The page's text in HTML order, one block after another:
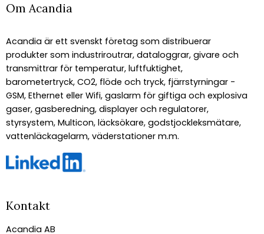
Om Acandia
Acandia är ett svenskt företag som distribuerar
produkter som industriroutrar, dataloggrar, givare och
transmittrar för temperatur, luftfuktighet,
barometertryck, CO2, flöde och tryck, fjärrstyrningar -
GSM, Ethernet eller Wifi, gaslarm för giftiga och explosiva
gaser, gasberedning, displayer och regulatorer,
styrsystem, Multicon, läcksökare, godstjockleksmätare,
vattenläckagelarm, väderstationer m.m.
Kontakt
Acandia AB